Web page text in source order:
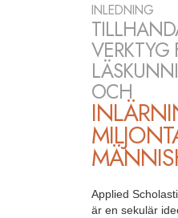
INLEDNING
VERKTYG
OCH
Applied
är en sekulär